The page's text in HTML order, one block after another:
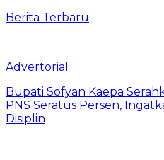
Berita Terbaru
Advertorial
Bupati Sofyan Kaepa
PNS Seratus Persen,
Disiplin